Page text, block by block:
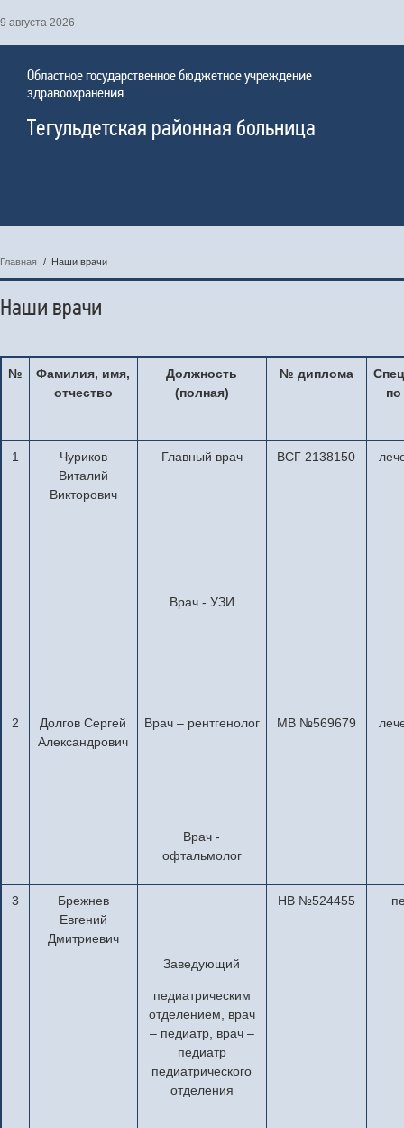
9 августа 2026
Областное государственное бюджетное учреждение
здравоохранения
Тегульдетская районная больница
Главная / Наши врачи
Наши врачи
№
Фамилия, имя,
отчество
Должность
(полная)
№ диплома
1
Чуриков
Виталий
Викторович
Главный врач
Врач - УЗИ
ВСГ 2138150
2
Долгов Сергей
Александрович
Врач – рентгенолог
Врач -
офтальмолог
МВ №569679
3
Брежнев
Евгений
Дмитриевич
Заведующий
педиатрическим
отделением, врач
– педиатр, врач –
педиатр
педиатрического
отделения
НВ №524455